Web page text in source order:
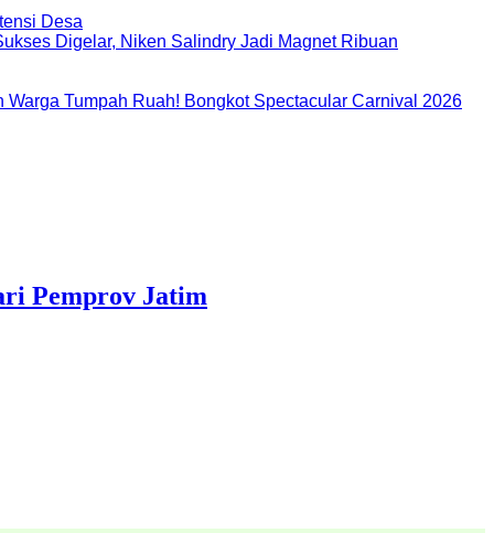
Desa
Digelar, Niken Salindry Jadi Magnet Ribuan
Warga Tumpah Ruah! Bongkot Spectacular Carnival 2026
Pemprov Jatim